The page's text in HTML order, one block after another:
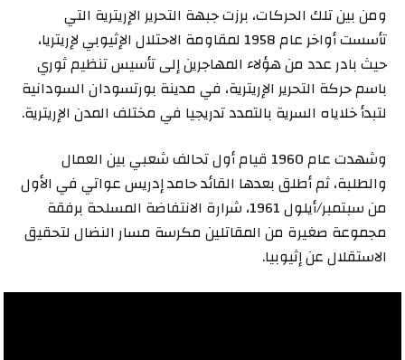
ومن بين تلك الحركات، برزت جبهة التحرير الإريترية التي
تأسست أواخر عام 1958 لمقاومة الاحتلال الإثيوبي لإريتريا،
حيث بادر عدد من هؤلاء المهاجرين إلى تأسيس تنظيم ثوري
باسم حركة التحرير الإريترية، في مدينة بورتسودان السودانية
لتبدأ خلاياه السرية بالتمدد تدريجيا في مختلف المدن الإريترية.
وشهدت عام 1960 قيام أول تحالف شعبي بين العمال
والطلبة، ثم أطلق بعدها القائد حامد إدريس عواتي في الأول
من سبتمبر/أيلول 1961، شرارة الانتفاضة المسلحة برفقة
مجموعة صغيرة من المقاتلين مكرسة مسار النضال لتحقيق
الاستقلال عن إثيوبيا.